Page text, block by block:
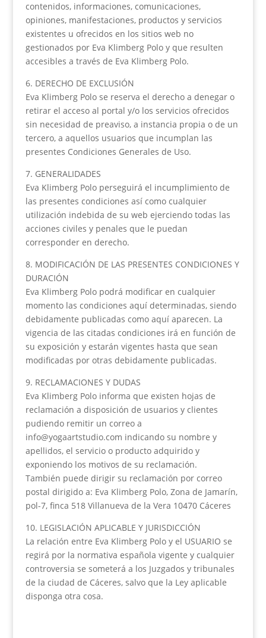
contenidos, informaciones, comunicaciones,
opiniones, manifestaciones, productos y servicios
existentes u ofrecidos en los sitios web no
gestionados por Eva Klimberg Polo y que resulten
accesibles a través de Eva Klimberg Polo.
6. DERECHO DE EXCLUSIÓN
Eva Klimberg Polo se reserva el derecho a denegar o
retirar el acceso al portal y/o los servicios ofrecidos
sin necesidad de preaviso, a instancia propia o de un
tercero, a aquellos usuarios que incumplan las
presentes Condiciones Generales de Uso.
7. GENERALIDADES
Eva Klimberg Polo perseguirá el incumplimiento de
las presentes condiciones así como cualquier
utilización indebida de su web ejerciendo todas las
acciones civiles y penales que le puedan
corresponder en derecho.
8. MODIFICACIÓN DE LAS PRESENTES CONDICIONES Y
DURACIÓN
Eva Klimberg Polo podrá modificar en cualquier
momento las condiciones aquí determinadas, siendo
debidamente publicadas como aquí aparecen. La
vigencia de las citadas condiciones irá en función de
su exposición y estarán vigentes hasta que sean
modificadas por otras debidamente publicadas.
9. RECLAMACIONES Y DUDAS
Eva Klimberg Polo informa que existen hojas de
reclamación a disposición de usuarios y clientes
pudiendo remitir un correo a
info@yogaartstudio.com indicando su nombre y
apellidos, el servicio o producto adquirido y
exponiendo los motivos de su reclamación.
También puede dirigir su reclamación por correo
postal dirigido a: Eva Klimberg Polo, Zona de Jamarín,
pol-7, finca 518 Villanueva de la Vera 10470 Cáceres
10. LEGISLACIÓN APLICABLE Y JURISDICCIÓN
La relación entre Eva Klimberg Polo y el USUARIO se
regirá por la normativa española vigente y cualquier
controversia se someterá a los Juzgados y tribunales
de la ciudad de Cáceres, salvo que la Ley aplicable
disponga otra cosa.